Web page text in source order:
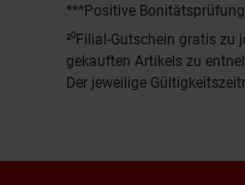
***Positive
²⁰Filial-Gutschein gratis
gekauften Artikels zu
Der jeweilige